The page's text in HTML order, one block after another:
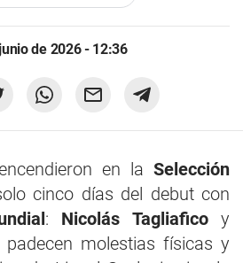
de 2026 - 12:36
en la Selección
cinco días del debut con
: Nicolás Tagliaficoy
padecen molestias físicas y